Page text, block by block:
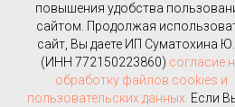
повышения удобства
сайтом. Продолжая
сайт, Вы даете ИП Суматохина
(ИНН 772150223860) согласие
обработку файлов cookies и
пользовательских данных. Если
ПОЛИТИКА
КОНФИДЕНЦИАЛЬНОСТИ
ОБРАБОТКИИ ПЕРСОНАЛЬНЫХ
ДАННЫХ
ПУБЛИЧНАЯ ОФЕРТА